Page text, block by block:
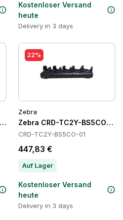
Kostenloser Versand
heute
Delivery in 3 days
Batteries
22%
Zebra
Zebra CRD-TC2Y-BS5CO-01
CRD-TC2Y-BS5CO-01
447,83 €
Auf Lager
Kostenloser Versand
heute
Delivery in 3 days